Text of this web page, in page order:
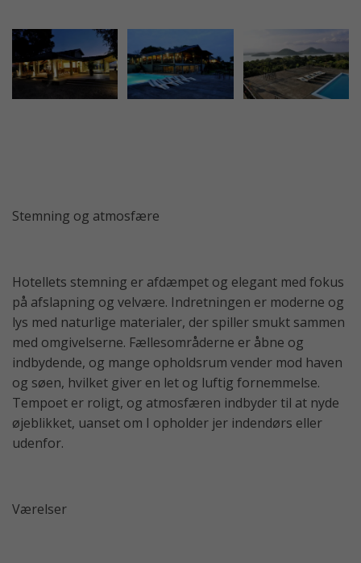
Stemning og atmosfære
Hotellets stemning er afdæmpet og elegant med fokus
på afslapning og velvære. Indretningen er moderne og
lys med naturlige materialer, der spiller smukt sammen
med omgivelserne. Fællesområderne er åbne og
indbydende, og mange opholdsrum vender mod haven
og søen, hvilket giver en let og luftig fornemmelse.
Tempoet er roligt, og atmosfæren indbyder til at nyde
øjeblikket, uanset om I opholder jer indendørs eller
udenfor.
Værelser